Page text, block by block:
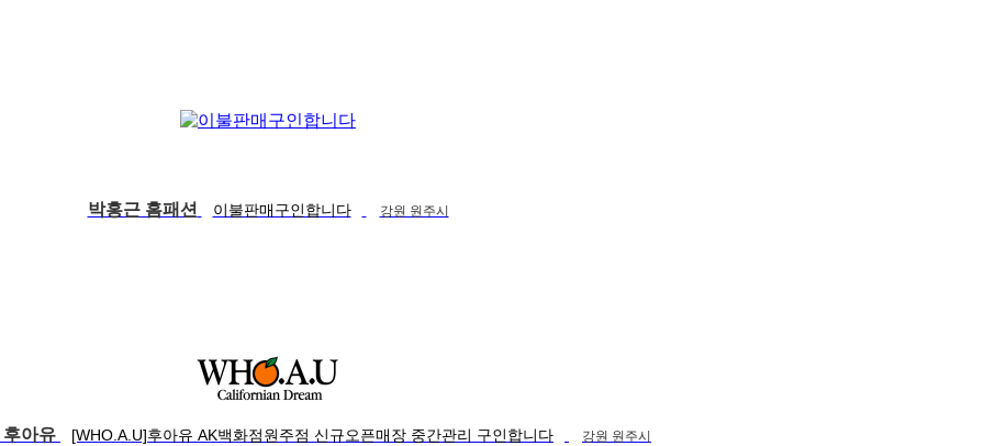
박홍근 홈패션 이불판매구인합니다 강원 원주시
아유 [WHO.A.U]후아유 AK백화점원주점 신규오픈매장 중간관리 구인합니다 강원 원주시